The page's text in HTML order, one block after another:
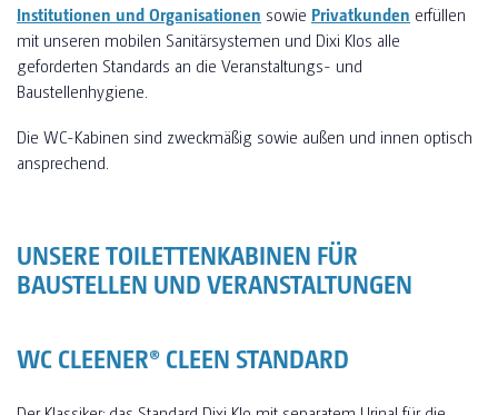
Institutionen und Organisationen sowie Privatkunden erfüllen
mit unseren mobilen Sanitärsystemen und Dixi Klos alle
geforderten Standards an die Veranstaltungs- und
Baustellenhygiene.
Die WC-Kabinen sind zweckmäßig sowie außen und innen optisch
ansprechend.
UNSERE TOILETTENKABINEN FÜR
BAUSTELLEN UND VERANSTALTUNGEN
WC CLEENER® CLEEN STANDARD